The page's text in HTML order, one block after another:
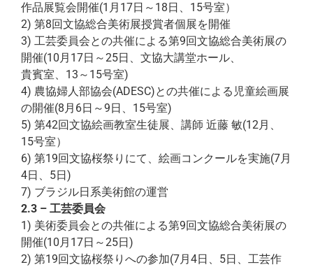
作品展覧会開催(1月17日～18日、15号室）
2) 第8回文協総合美術展授賞者個展を開催
3) 工芸委員会との共催による第9回文協総合美術展の
開催(10月17日～25日、文協大講堂ホール、
貴賓室、13～15号室)
4) 農協婦人部協会(ADESC)との共催による児童絵画展
の開催(8月6日～9日、15号室)
5) 第42回文協絵画教室生徒展、講師 近藤 敏(12月、
15号室）
6) 第19回文協桜祭りにて、絵画コンクールを実施(7月
4日、5日)
7) ブラジル日系美術館の運営
2.3 – 工芸委員会
1) 美術委員会との共催による第9回文協総合美術展の
開催(10月17日～25日)
2) 第19回文協桜祭りへの参加(7月4日、5日、工芸作